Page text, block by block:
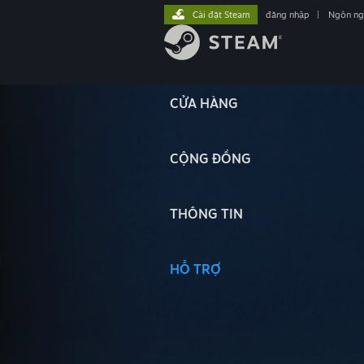
CỬA HÀNG
CỘNG ĐỒNG
THÔNG TIN
HỖ TRỢ
Cài đặt Steam đăng nhập Ngôn